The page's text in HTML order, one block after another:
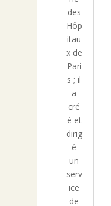
des
Hôp
itau
x de
Pari
s ; il
a
cré
é et
dirig
é
un
serv
ice
de